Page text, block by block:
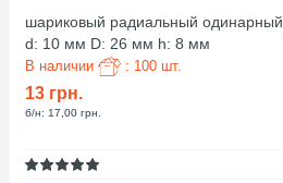
шариковый радиальный одинарный
d: 10 мм D: 26 мм h: 8 мм
В наличии : 100 шт.
13 грн.
б/н: 17,00 грн.